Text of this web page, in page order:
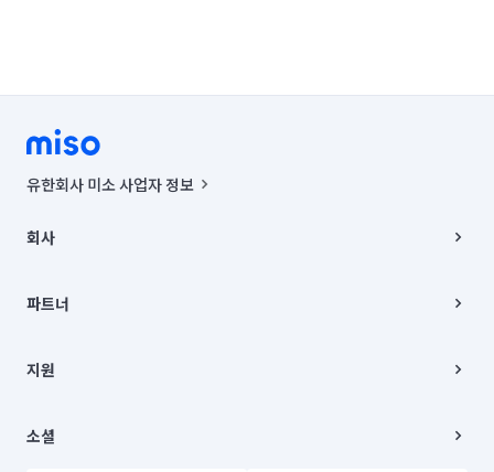
유한회사 미소 사업자 정보
00019 |
주소 | 본사: 서울특별시 종로구 율곡로 6(중학동, 트윈트리빌딩) B동 5층
컨택센터 : 서울특별시 종로구 수송동 율곡로 24, 7층, 8층 미소
상품, 상품정보, 거래에 관한 의무와 책임은 거래당사자에게 있습니다.
언론 보도 관련 문의:
© 유한회사 미소. Miso, Inc. All Rights Reserved.
회사
채용
파트너
이사
지원
이용약관
소셜